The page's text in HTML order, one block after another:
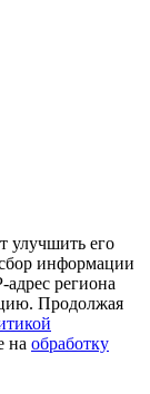
улучшить его
информации
адрес региона
Продолжая
на обработку